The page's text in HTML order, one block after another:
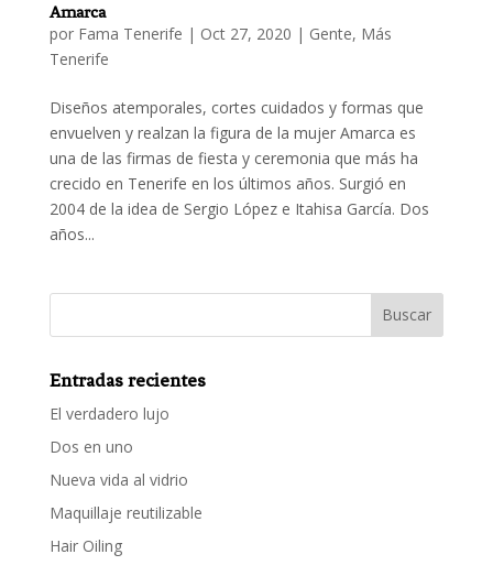
Amarca
por Fama Tenerife | Oct 27, 2020 | Gente, Más
Tenerife
Diseños atemporales, cortes cuidados y formas que
envuelven y realzan la figura de la mujer Amarca es
una de las firmas de fiesta y ceremonia que más ha
crecido en Tenerife en los últimos años. Surgió en
2004 de la idea de Sergio López e Itahisa García. Dos
años...
Entradas recientes
El verdadero lujo
Dos en uno
Nueva vida al vidrio
Maquillaje reutilizable
Hair Oiling